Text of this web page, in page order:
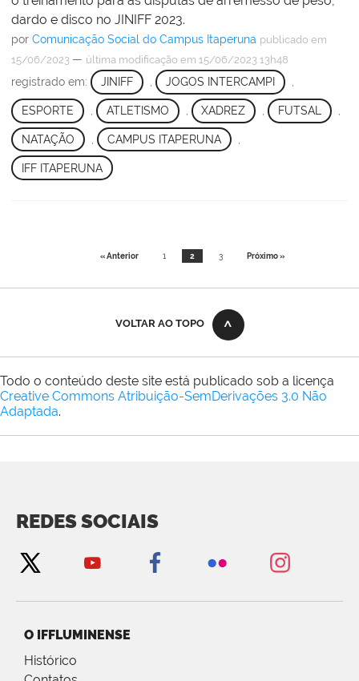
dardo e disco no JINIFF 2023.
por Comunicação Social do Campus Itaperuna publicado em
15/06/2023 — última modificação em 15/06/2023 13h48
registrado em: JINIFF , JOGOS INTERCAMPI ,
ESPORTE ATLETISMO XADREZ , FUTSAL
NATAÇÃO CAMPUS ITAPERUNA
IFF ITAPERUNA
« Anterior 1 2 3 Próximo »
VOLTAR AO TOPO
Todo o conteúdo deste site está publicado sob a licença
Creative Commons Atribuição-SemDerivações 3.0 Não
Adaptada.
REDES SOCIAIS
O IFFLUMINENSE
Histórico